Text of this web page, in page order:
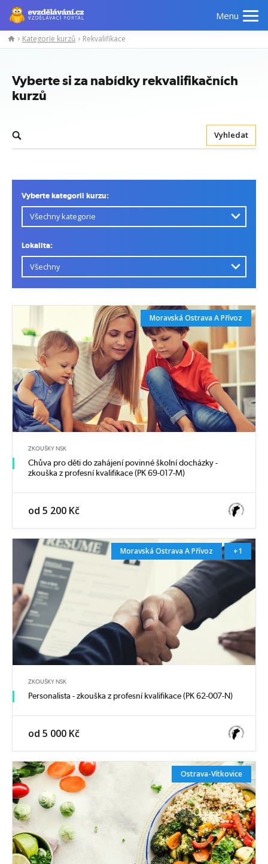
Menu
Kategorie kurzů Rekvalifikace
Vyberte si za nabídky rekvalifikačních
kurzů
Vyhledat
Vyberte kategorii kurzu:
Lokalita:
Moravská Ostrava A Přívoz
ZKOUŠKY NSK
Chůva pro děti do zahájení povinné školní docházky -
zkouška z profesní kvalifikace (PK 69-017-M)
od 5 200 Kč
Moravská Ostrava A Přívoz +1
ZKOUŠKY NSK
Personalista - zkouška z profesní kvalifikace (PK 62-007-N)
od 5 000 Kč
Ostrava-Vítkovice